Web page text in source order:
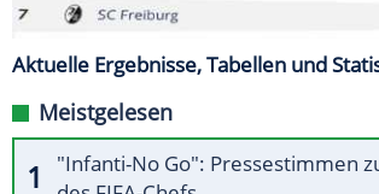
Aktuelle Ergebnisse, Tabellen und
Meistgelesen
"Infanti-No Go": Pressestimmen